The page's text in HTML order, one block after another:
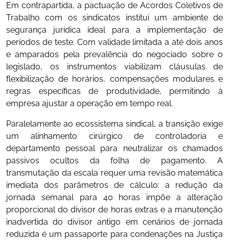
Em contrapartida, a pactuação de Acordos Coletivos de
Trabalho com os sindicatos institui um ambiente de
segurança jurídica ideal para a implementação de
períodos de teste. Com validade limitada a até dois anos
e amparados pela prevalência do negociado sobre o
legislado, os instrumentos viabilizam cláusulas de
flexibilização de horários, compensações modulares e
regras específicas de produtividade, permitindo à
empresa ajustar a operação em tempo real.
Paralelamente ao ecossistema sindical, a transição exige
um alinhamento cirúrgico de controladoria e
departamento pessoal para neutralizar os chamados
passivos ocultos da folha de pagamento. A
transmutação da escala requer uma revisão matemática
imediata dos parâmetros de cálculo: a redução da
jornada semanal para 40 horas impõe a alteração
proporcional do divisor de horas extras e a manutenção
inadvertida do divisor antigo em cenários de jornada
reduzida é um passaporte para condenações na Justiça